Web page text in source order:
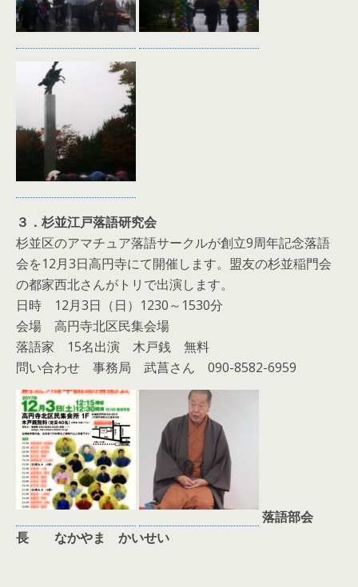
３．杉並江戸落語研究会
杉並区のアマチュア落語サークルが創立9周年記念落語
会を12月3日高円寺にて開催します。盟友の杉並稲門会
の都家西北さんがトリで出演します。
日時 12月3日（日）1230～1530分
会場 高円寺北区民集会場
落語家 15名出演 木戸銭 無料
問い合わせ 事務局 武菖さん 090-8582-6959
落語部会
長 なかやま かいせい